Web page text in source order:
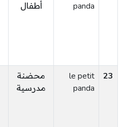
panda
أطفال
23
le petit
panda
محضنة
مدرسية